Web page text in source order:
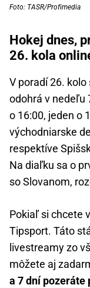
Foto: TASR/Profimedia
Hokej dnes,
26. kola
V poradí 26.
odohrá v nedeľu
o 16:00, jeden o
východniarske
respektíve
Na diaľku sa o
so Slovanom,
Pokiaľ si chcete
Tipsport. Táto
livestreamy zo
môžete aj
a 7 dní pozeráte